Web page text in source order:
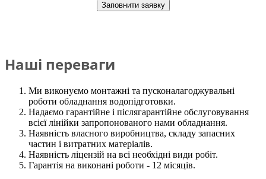
Заповнити заявку
Наші переваги
Ми виконуємо монтажні та пусконалагоджувальні
роботи обладнання водопідготовки.
Надаємо гарантійне і післягарантійне обслуговування
всієї лінійки запропонованого нами обладнання.
Наявність власного виробництва, складу запасних
частин і витратних матеріалів.
Наявність ліцензій на всі необхідні види робіт.
Гарантія на виконані роботи - 12 місяців.